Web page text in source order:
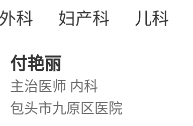
科 妇产科 儿科
付艳丽
主治医师 内科
包头市九原区医院